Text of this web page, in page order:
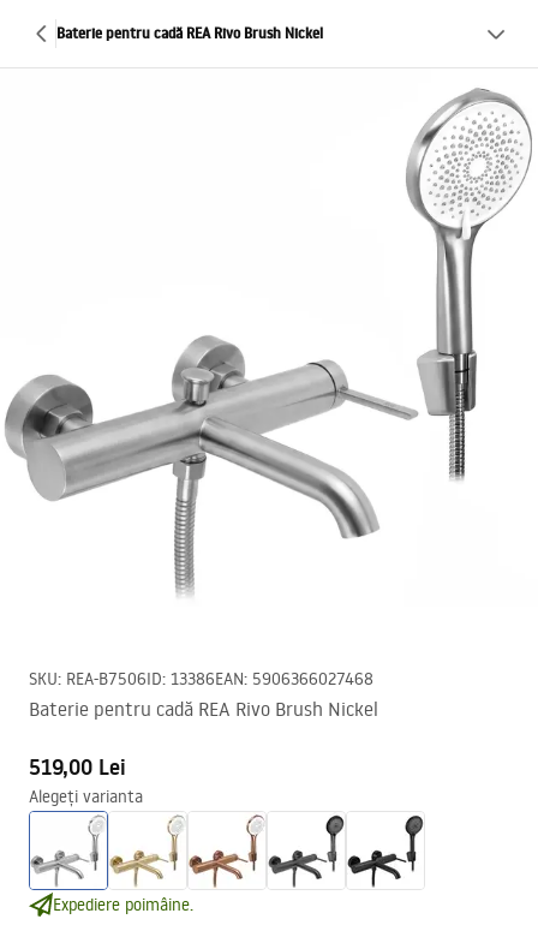
Baterie pentru cadă REA Rivo Brush Nickel
SKU: REA-B7506ID: 13386EAN: 5906366027468
Baterie pentru cadă REA Rivo Brush Nickel
519,00 Lei
Alegeți varianta
Expediere poimâine.